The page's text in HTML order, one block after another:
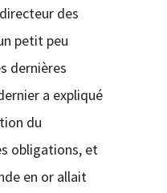
des
petit peu
dernières
a expliqué
du
obligations, et
en or allait